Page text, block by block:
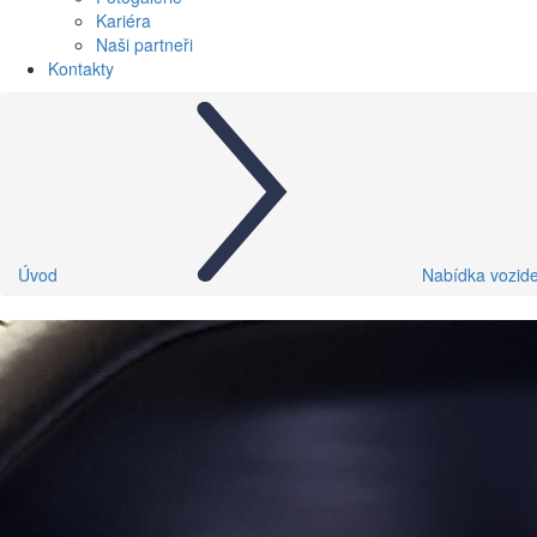
Kariéra
Naši partneři
Kontakty
Úvod Nabídka